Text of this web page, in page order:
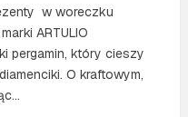
w woreczku
ARTULIO
pergamin, który cieszy
O kraftowym,